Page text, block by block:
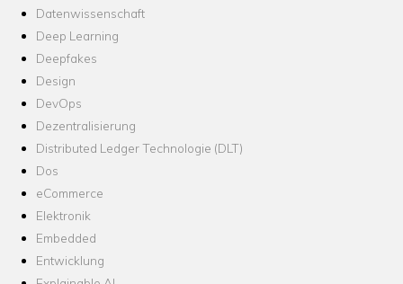
Datenwissenschaft
Deep Learning
Deepfakes
Design
DevOps
Dezentralisierung
Distributed Ledger Technologie (DLT)
Dos
eCommerce
Elektronik
Embedded
Entwicklung